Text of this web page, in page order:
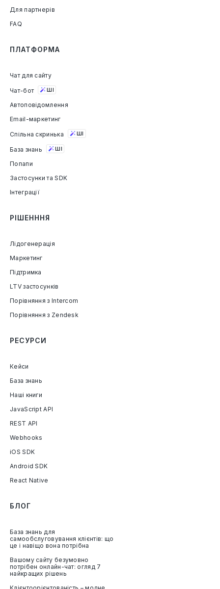
Для партнерів
FAQ
ПЛАТФОРМА
Чат для сайту
Чат-бот ШІ
Автоповідомлення
Email-маркетинг
Спільна скринька ШІ
База знань ШІ
Попапи
Застосунки та SDK
Інтеграції
РІШЕНННЯ
Лідогенерація
Маркетинг
Підтримка
LTV застосунків
Порівняння з Intercom
Порівняння з Zendesk
РЕСУРСИ
Кейси
База знань
Наші книги
JavaScript API
REST API
Webhooks
iOS SDK
Android SDK
React Native
БЛОГ
База знань для
самообслуговування клієнтів: що
це і навіщо вона потрібна
Вашому сайту безумовно
потрібен онлайн-чат: огляд 7
найкращих рішень